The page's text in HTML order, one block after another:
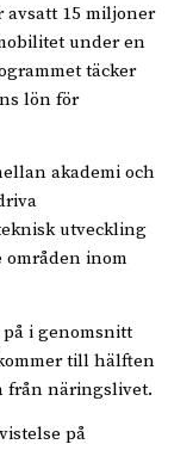
avsatt 15 miljoner
under en
täcker
lön för
akademi och
utveckling
områden inom
i genomsnitt
till hälften
från näringslivet.
på